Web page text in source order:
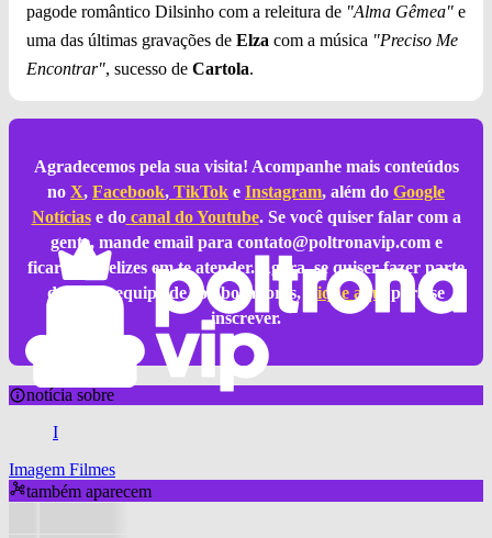
pagode romântico Dilsinho com a releitura de "Alma Gêmea" e
uma das últimas gravações de Elza com a música "Preciso Me
Encontrar", sucesso de Cartola.
Agradecemos pela sua visita! Acompanhe mais conteúdos
no X, Facebook, TikTok e Instagram, além do Google
Notíciase docanal do Youtube. Se você quiser falar com a
gente, mande email para contato@poltronavip.come
ficaremos felizes em te atender. Agora, se quiser fazer parte
da nossa equipe de colaboradores,
clique aqui
para se
inscrever.
notícia sobre
I
Imagem Filmes
também aparecem